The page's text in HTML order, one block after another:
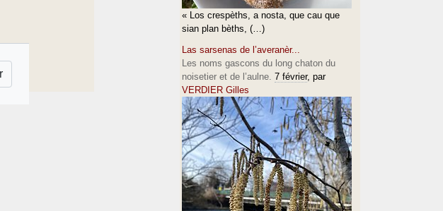
« Los crespèths, a nosta, que cau que
sian plan bèths, (…)
Las sarsenas de l’averanèr...
Les noms gascons du long chaton du
noisetier et de l’aulne. 7 février, par
VERDIER Gilles